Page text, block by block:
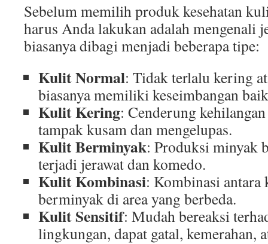
Sebelum memilih produk kesehatan
harus Anda lakukan adalah
biasanya dibagi menjadi beberapa tipe:
Kulit Normal: Tidak terlalu kering
biasanya memiliki keseimbangan
Kulit Kering: Cenderung
tampak kusam dan mengelupas.
Kulit Berminyak: Produksi minyak
terjadi jerawat dan komedo.
Kulit Kombinasi: Kombinasi
berminyak di area yang berbeda.
Kulit Sensitif: Mudah bereaksi
lingkungan, dapat gatal, kemerahan,